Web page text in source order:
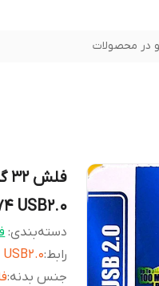
در محصولات
USB2.0
دسته‌بندی:
رابط:
USB2.0
جنس بدنه: